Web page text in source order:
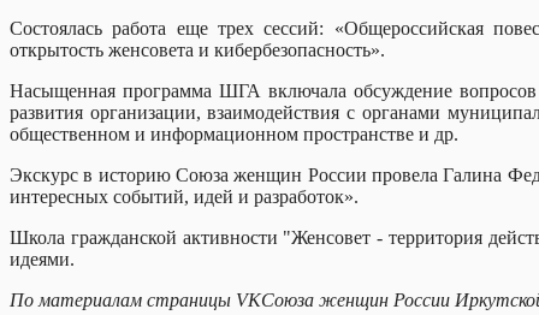
Состоялась работа еще трех сессий: «Общероссийская
открытость женсовета и кибербезопасность».
Насыщенная программа ШГА включала обсуждение вопросов
развития организации, взаимодействия с органами
общественном и
Экскурс в историю Союза женщин России провела Галина
интересных событий, идей и
Школа гражданской активности "Женсовет - территория
По материалам страницы VKСоюза женщин России